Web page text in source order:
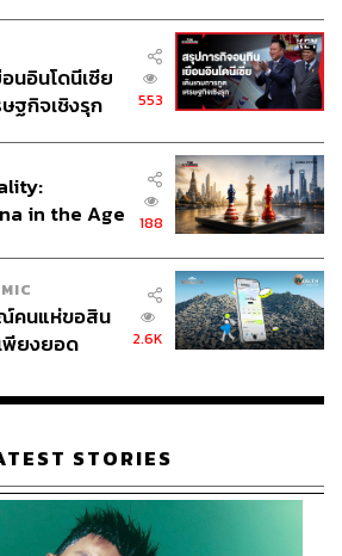
อดีตนักเขียนอาหาร ท่องเที่ยว และความ
สัมพันธ์ ปัจจุบันเป็นนักเขียนอิสระที่กำลังตาม
าความฝันและเส้นทางใหม่ในประเทศญี่ปุ่น
นอินโดนีเซีย
ฐกิจเชิงรุก
553
in the Age
188
ณ์คนแห่ขอสิน
พียงยอด
2.6K
STORIES